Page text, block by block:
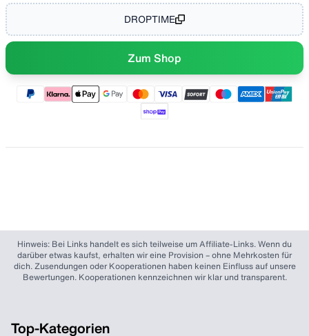
DROPTIME
Zum Shop
Hinweis: Bei Links handelt es sich teilweise um Affiliate-Links. Wenn du
darüber etwas kaufst, erhalten wir eine Provision – ohne Mehrkosten für
dich. Zusendungen oder Kooperationen haben keinen Einfluss auf unsere
Bewertungen. Kooperationen kennzeichnen wir klar und transparent.
Top-Kategorien